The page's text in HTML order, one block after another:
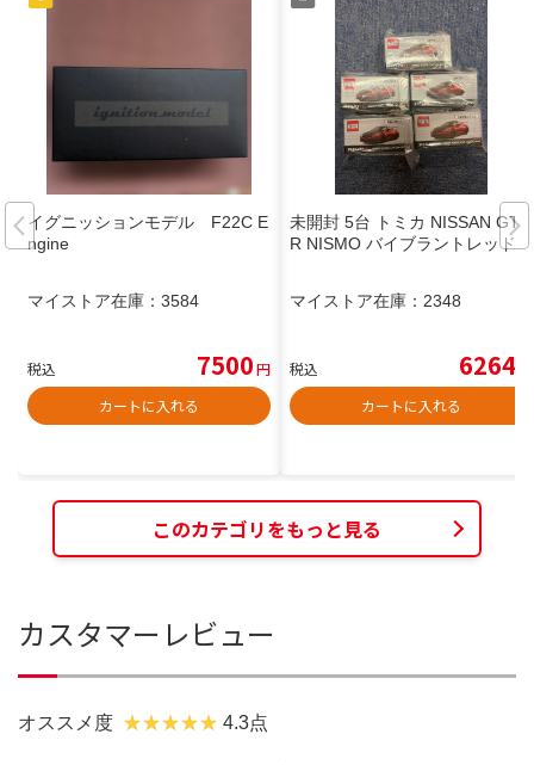
イグニッションモデル F22C E
ngine
マイストア在庫： 3584
税込 7500円
カートに入れる
未開封 5台 トミカ NISSAN GT-
R NISMO バイブラントレッド
マイストア在庫： 2348
税込 6264
カートに入れる
このカテゴリをもっと見る
カスタマーレビュー
オススメ度 4.3点